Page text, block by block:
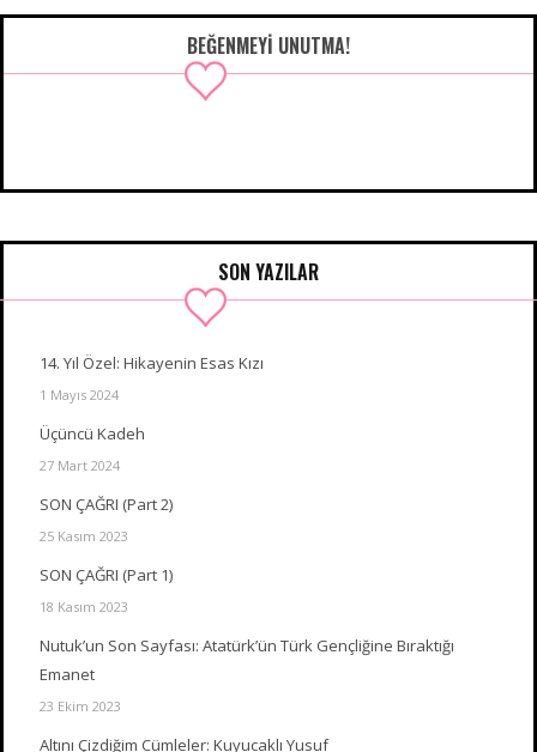
BEĞENMEYI UNUTMA!
SON YAZILAR
14. Yıl Özel: Hikayenin Esas Kızı
1 Mayıs 2024
Üçüncü Kadeh
27 Mart 2024
SON ÇAĞRI (Part 2)
25 Kasım 2023
SON ÇAĞRI (Part 1)
18 Kasım 2023
Nutuk’un Son Sayfası: Atatürk’ün Türk Gençliğine Bıraktığı
Emanet
23 Ekim 2023
Altını Çizdiğim Cümleler: Kuyucaklı Yusuf